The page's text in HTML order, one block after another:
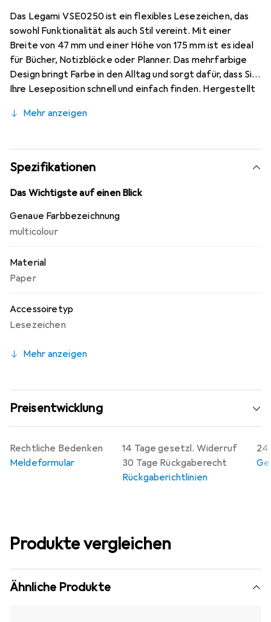
Das Legami VSE0250 ist ein flexibles Lesezeichen, das
sowohl Funktionalität als auch Stil vereint. Mit einer
Breite von 47 mm und einer Höhe von 175 mm ist es ideal
für Bücher, Notizblöcke oder Planner. Das mehrfarbige
Design bringt Farbe in den Alltag und sorgt dafür, dass Sie
Ihre Leseposition schnell und einfach finden. Hergestellt
nur leicht, sondern auch langlebig. Es eignet sich
der Schule und ist ein praktisches Accessoire für alle, die
gerne lesen oder organisieren. Das Legami VSE0250 ist
ein unverzichtbares Hilfsmittel für alle, die Wert auf
Ordnung und Stil legen.
Mehr anzeigen
Spezifikationen
Das Wichtigste auf einen Blick
Genaue Farbbezeichnung
multicolour
Material
Paper
Accessoiretyp
Lesezeichen
Mehr anzeigen
Preisentwicklung
14 Tage gesetzl. Widerruf
30 Tage Rückgaberecht
Rückgaberichtlinien
24
Rechtliche Bedenken
Meldeformular
Produkte vergleichen
Ähnliche Produkte